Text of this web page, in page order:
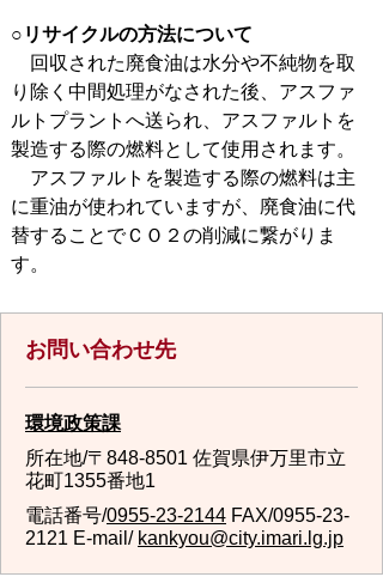
○リサイクルの方法について
回収された廃食油は水分や不純物を取
り除く中間処理がなされた後、アスファ
ルトプラントへ送られ、アスファルトを
製造する際の燃料として使用されます。
アスファルトを製造する際の燃料は主
に重油が使われていますが、廃食油に代
替することでＣＯ２の削減に繋がりま
す。
お問い合わせ先
環境政策課
所在地/〒848-8501 佐賀県伊万里市立
花町1355番地1
電話番号/0955-23-2144 FAX/0955-23-
2121 E-mail/ kankyou@city.imari.lg.jp